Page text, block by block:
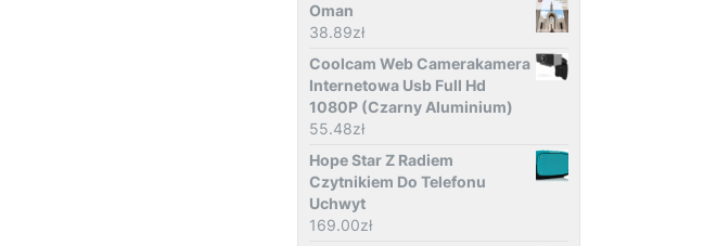
Oman
38.89zł
Coolcam Web Camerakamera
Internetowa Usb Full Hd
1080P (Czarny Aluminium)
55.48zł
Hope Star Z Radiem
Czytnikiem Do Telefonu
Uchwyt
169.00zł